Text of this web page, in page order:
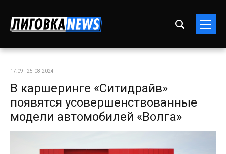
17:09 | 25-08-2024
В каршеринге «Ситидрайв»
появятся усовершенствованные
модели автомобилей «Волга»